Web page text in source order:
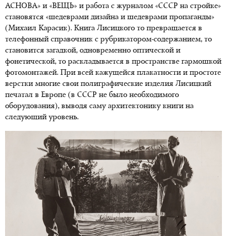
АСНОВА» и «ВЕЩЬ» и работа с журналом «СССР на стройке»
становятся «шедеврами дизайна и шедеврами пропаганды»
(Михаил Карасик). Книга Лисицкого то превращается в
телефонный справочник с рубрикатором-содержанием, то
становится загадкой, одновременно оптической и
фонетической, то раскладывается в пространстве гармошкой
фотомонтажей. При всей кажущейся плакатности и простоте
верстки многие свои полиграфические изделия Лисицкий
печатал в Европе (в СССР не было необходимого
оборудования), выводя саму архитектонику книги на
следующий уровень.